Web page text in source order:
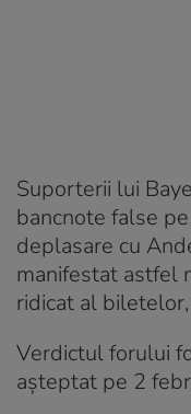
Suporterii lui
bancnote false
deplasare cu
manifestat astfel
ridicat al
Verdictul forului
aşteptat pe 2